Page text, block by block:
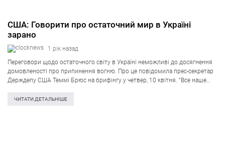
США: Говорити про остаточний мир в Україні
зарано
1 рік назад
Переговори щодо остаточного світу в Україні неможливі до досягнення
домовленості про припинення вогню. Про це повідомила прес-секретар
Держдепу США Теммі Брюс на брифінгу у четвер, 10 квітня. “Все наше
ясно означило, що стоїть…
ЧИТАТИ ДЕТАЛЬНІШЕ